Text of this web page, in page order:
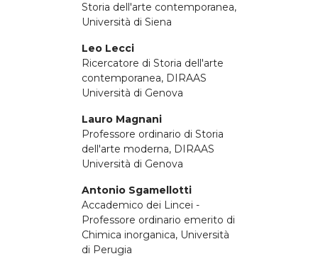
Storia dell'arte contemporanea,
Università di Siena
Leo Lecci
Ricercatore di Storia dell'arte
contemporanea, DIRAAS
Università di Genova
Lauro Magnani
Professore ordinario di Storia
dell'arte moderna, DIRAAS
Università di Genova
Antonio Sgamellotti
Accademico dei Lincei -
Professore ordinario emerito di
Chimica inorganica, Università
di Perugia